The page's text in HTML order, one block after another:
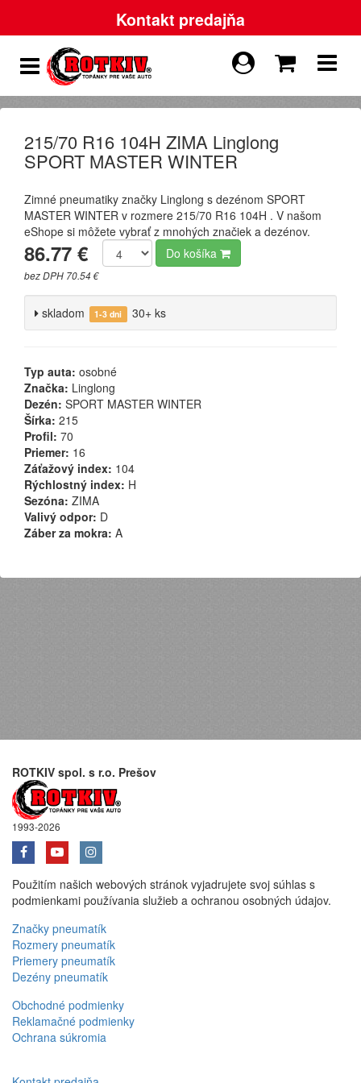
Kontakt predajňa
215/70 R16 104H ZIMA Linglong
SPORT MASTER WINTER
Zimné pneumatiky značky Linglong s dezénom SPORT
MASTER WINTER v rozmere 215/70 R16 104H . V našom
eShope si môžete vybrať z mnohých značiek a dezénov.
86.77 €
bez DPH 70.54 €
Do košíka
skladom 1-3 dni 30+ ks
Typ auta: osobné
Značka: Linglong
Dezén: SPORT MASTER WINTER
Šírka: 215
Profil: 70
Priemer: 16
Záťažový index: 104
Rýchlostný index: H
Sezóna: ZIMA
Valivý odpor: D
Záber za mokra: A
ROTKIV spol. s r.o. Prešov
1993-2026
Použitím našich webových stránok vyjadrujete svoj súhlas s
podmienkami používania služieb a ochranou osobných údajov.
Značky pneumatík
Rozmery pneumatík
Priemery pneumatík
Dezény pneumatík
Obchodné podmienky
Reklamačné podmienky
Ochrana súkromia